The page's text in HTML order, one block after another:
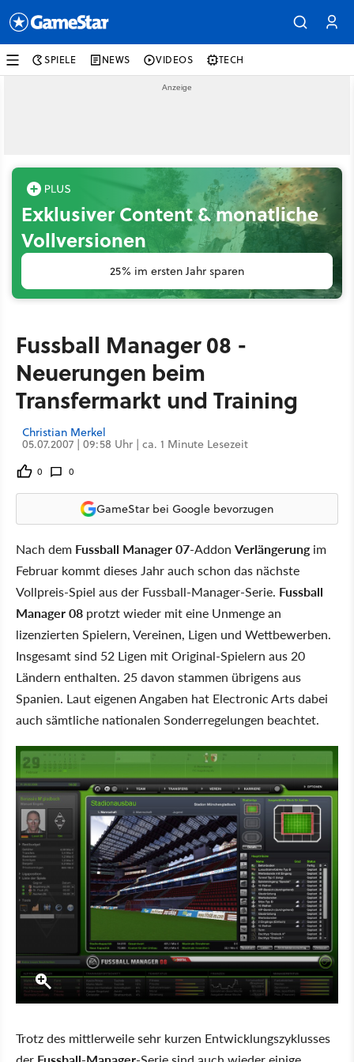
SPIELE NEWS VIDEOS TECH
Exklusiver Content & monatliche
Vollversionen
25% im ersten Jahr sparen
Fussball Manager 08 -
Neuerungen beim
Transfermarkt und Training
Christian Merkel
05.07.2007 | 09:58 Uhr | ca. 1 Minute Lesezeit
0 0
GameStar bei Google bevorzugen
Nach dem Fussball Manager 07-Addon Verlängerungim
Februar kommt dieses Jahr auch schon das nächste
Vollpreis-Spiel aus der Fussball-Manager-Serie. Fussball
Manager 08 protzt wieder mit eine Unmenge an
lizenzierten Spielern, Vereinen, Ligen und Wettbewerben.
Insgesamt sind 52 Ligen mit Original-Spielern aus 20
Ländern enthalten. 25 davon stammen übrigens aus
Spanien. Laut eigenen Angaben hat Electronic Arts dabei
auch sämtliche nationalen Sonderregelungen beachtet.
Trotz des mittlerweile sehr kurzen Entwicklungszyklusses